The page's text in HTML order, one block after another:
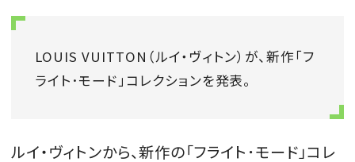
WEDDING
FORTUNE
MAGAZINE
LOUIS VUITTON（ルイ・ヴィトン）が、新作「フ
ライト･モード」コレクションを発表。
ルイ・ヴィトンから、新作の「フライト･モード」コレ